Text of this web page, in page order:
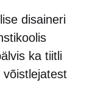
disaineri
ka tiitli
võistlejatest